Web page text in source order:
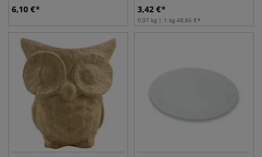
6,10 € 3,42 €
0,07 kg | 1 kg 48,86 €